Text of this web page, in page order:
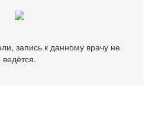
запись к данному врачу не
ведётся.